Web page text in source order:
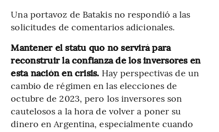
Una portavoz de Batakis no respondió a las
solicitudes de comentarios adicionales.
Mantener el statu quo no servirá para
reconstruir la confianza de los inversores en
esta nación en crisis. Hay perspectivas de un
cambio de régimen en las elecciones de
octubre de 2023, pero los inversores son
cautelosos a la hora de volver a poner su
dinero en Argentina, especialmente cuando